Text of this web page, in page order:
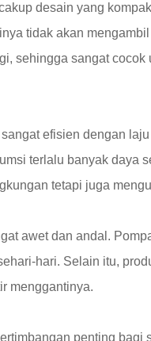
desain yang
tidak akan
sehingga sangat
efisien dengan
terlalu banyak daya
tetapi juga
awet dan andal.
hari. Selain itu,
menggantinya.
penting bagi